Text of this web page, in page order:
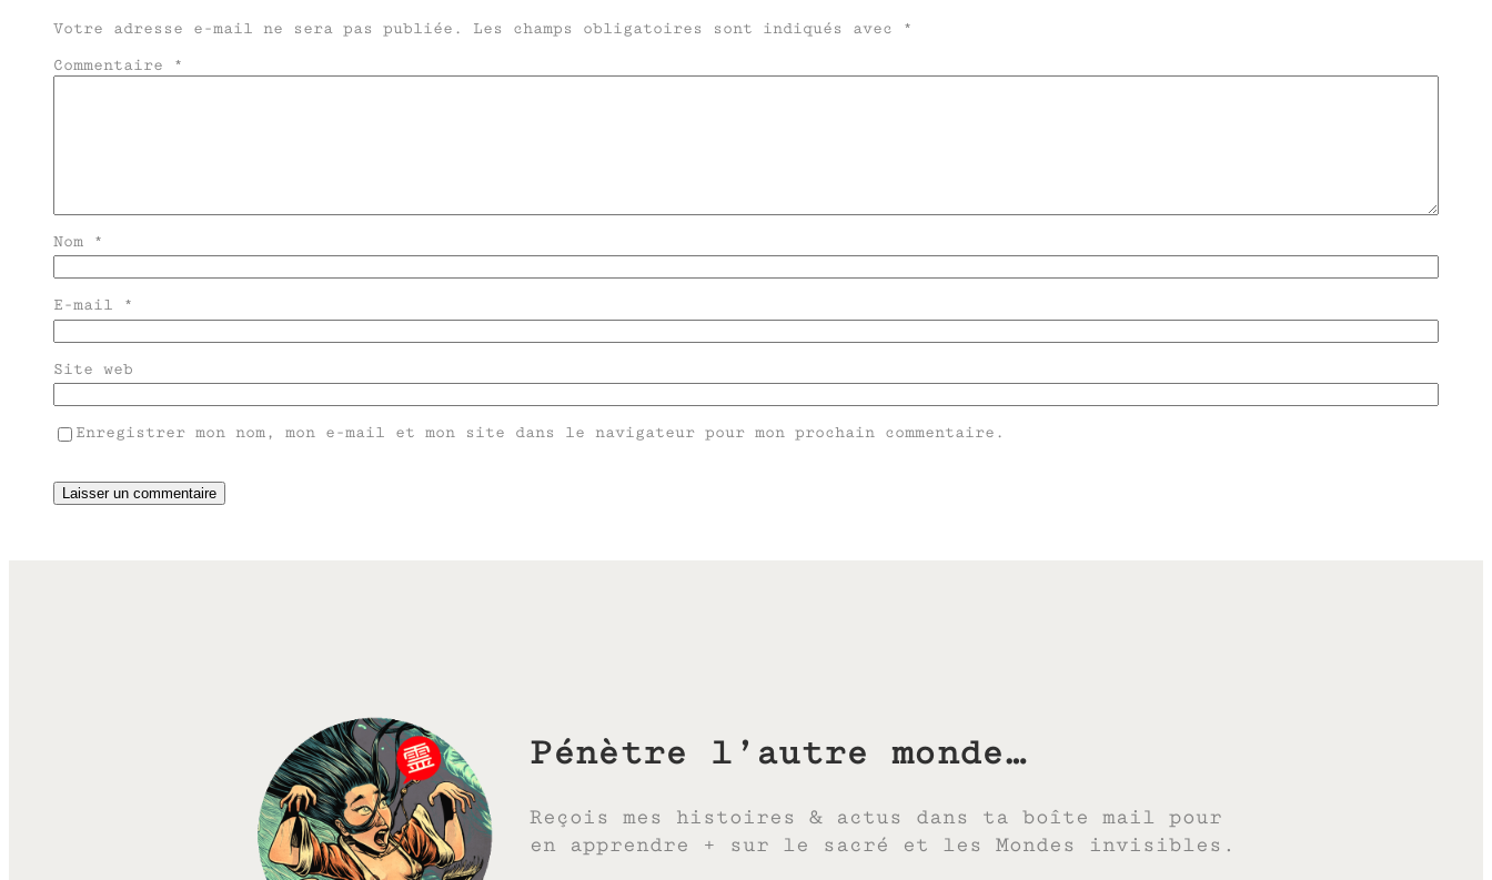
Votre adresse e-mail ne sera pas publiée. Les champs obligatoires sont indiqués avec
*
Commentaire
*
Nom *
E-mail *
Site web
Enregistrer mon nom, mon e-mail et mon site dans le navigateur pour mon prochain commentaire.
Pénètre l’autre monde…
Reçois mes histoires & actus dans ta boîte mail pour
en apprendre + sur le sacré et les Mondes invisibles.